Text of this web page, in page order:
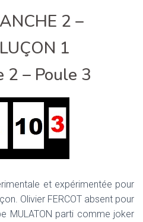
2 –
1
2 – Poule 3
et expérimentée pour
Olivier FERCOT absent pour
MULATON parti comme joker